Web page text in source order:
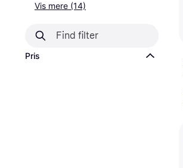
Vis mere (14)
Pris